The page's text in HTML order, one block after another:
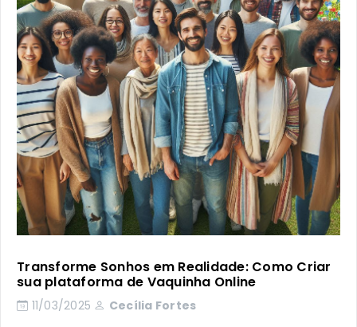
Transforme Sonhos em Realidade: Como Criar
sua plataforma de Vaquinha Online
11/03/2025 Cecília Fortes